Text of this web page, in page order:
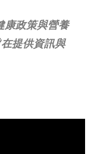
康政策與營養
提供資訊與